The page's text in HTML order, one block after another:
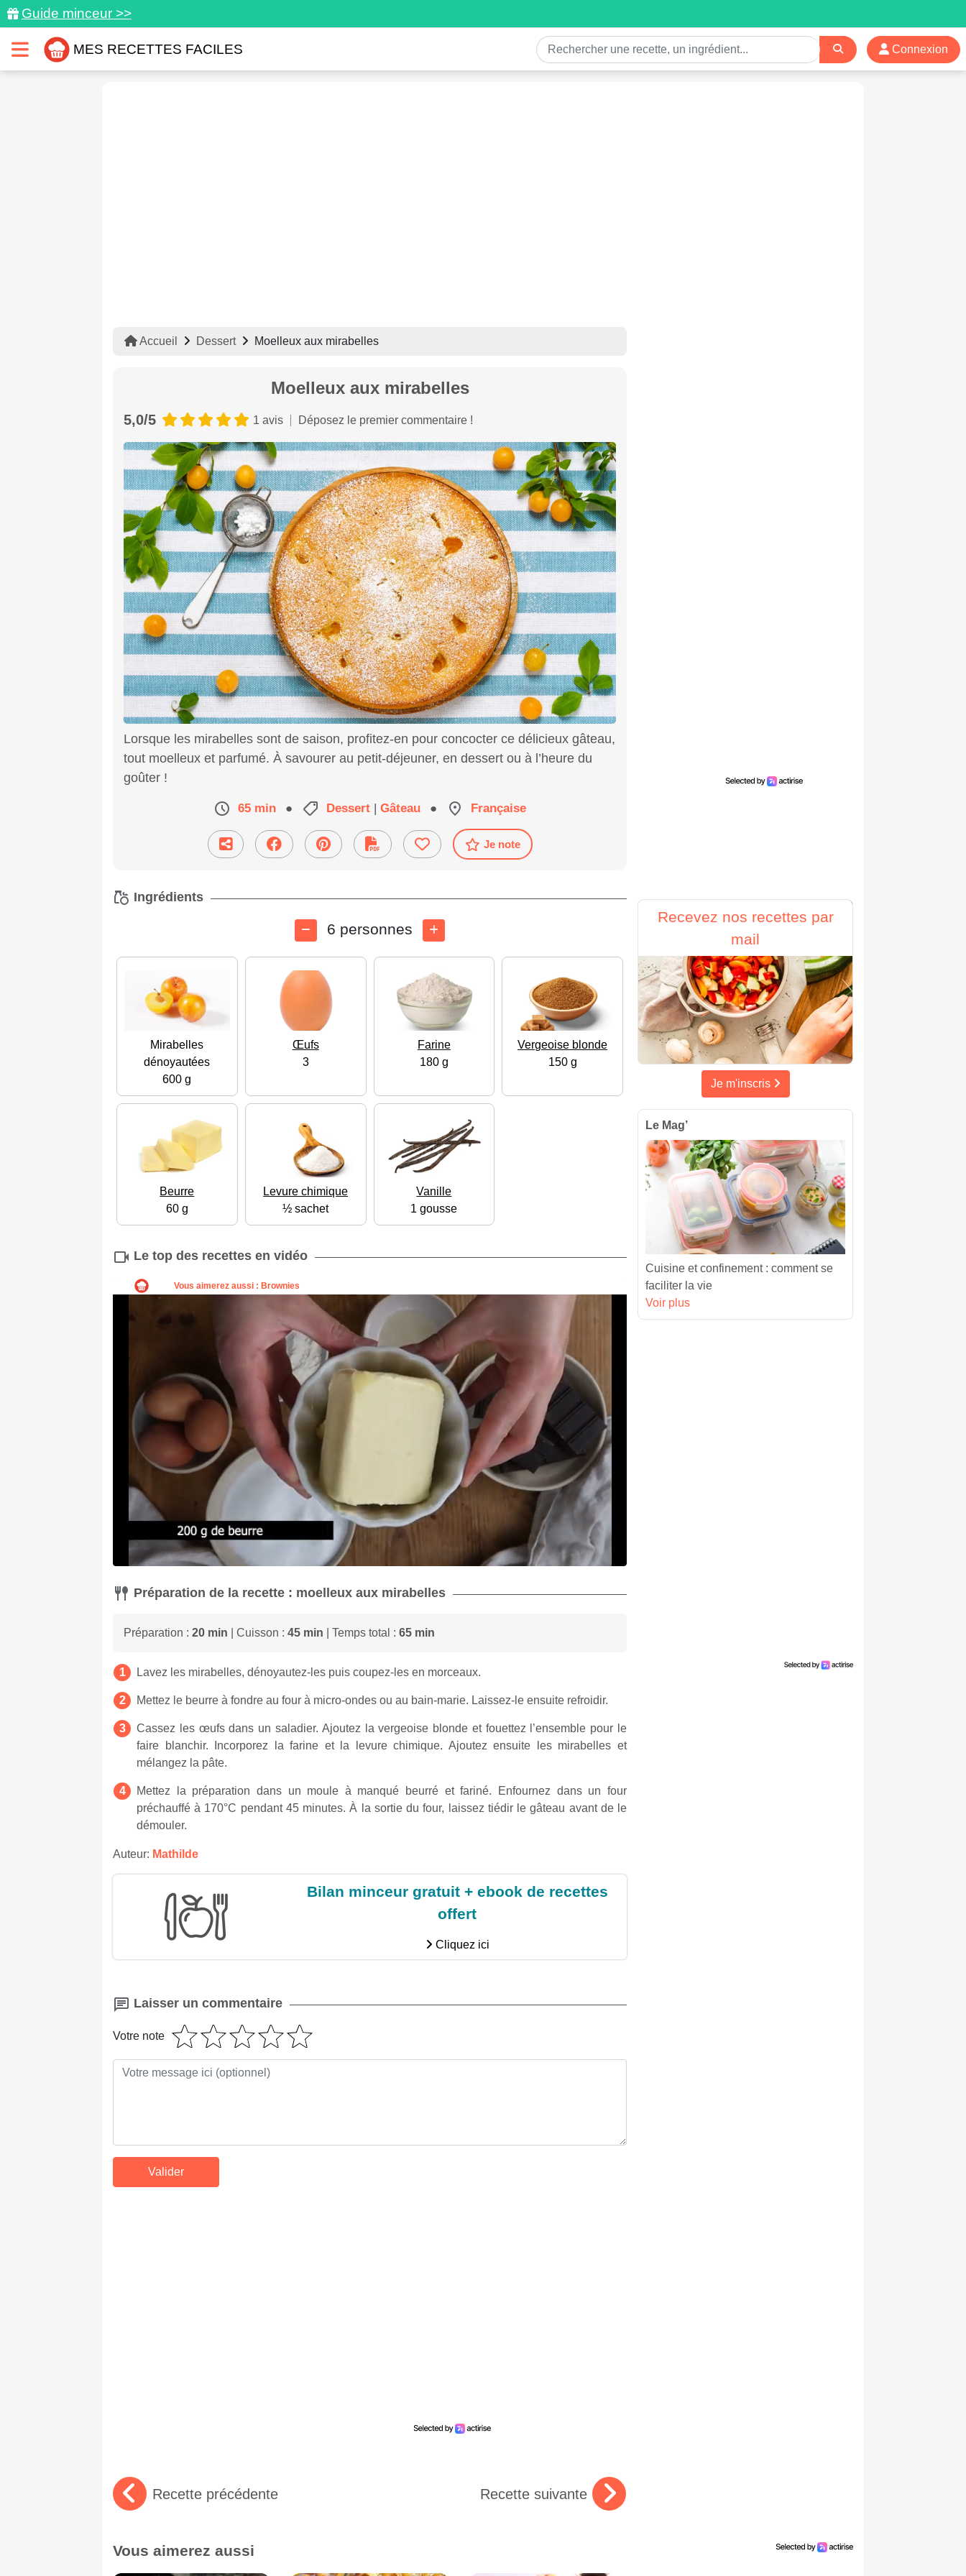
Guide minceur >>
MES RECETTES FACILES Connexion
Accueil Dessert Moelleux aux mirabelles
Moelleux aux mirabelles
5,0/5 1 avis Déposez le premier commentaire !
Lorsque les mirabelles sont de saison, profitez-en pour concocter ce délicieux gâteau,
tout moelleux et parfumé. À savourer au petit-déjeuner, en dessert ou à l’heure du
goûter !
65 min ● Dessert | Gâteau ● Française
Je note
Ingrédients
6 personnes
Mirabelles
dénoyautées
600 g
Œufs
3
Farine
180 g
Vergeoise blonde
150 g
Beurre
60 g
Levure chimique
½ sachet
Vanille
1 gousse
Le top des recettes en vidéo
Préparation de la recette : moelleux aux mirabelles
Préparation : 20 min | Cuisson : 45 min | Temps total : 65 min
Lavez les mirabelles, dénoyautez-les puis coupez-les en morceaux.
Mettez le beurre à fondre au four à micro-ondes ou au bain-marie. Laissez-le ensuite refroidir.
Cassez les œufs dans un saladier. Ajoutez la vergeoise blonde et fouettez l’ensemble pour le
faire blanchir. Incorporez la farine et la levure chimique. Ajoutez ensuite les mirabelles et
mélangez la pâte.
Mettez la préparation dans un moule à manqué beurré et fariné. Enfournez dans un four
préchauffé à 170°C pendant 45 minutes. À la sortie du four, laissez tiédir le gâteau avant de le
démouler.
Auteur: Mathilde
Bilan minceur gratuit + ebook de recettes
offert
Cliquez ici
Laisser un commentaire
Votre note
Recette précédente Recette suivante
Vous aimerez aussi
Recevez nos recettes par
mail
Je m'inscris
Le Mag’
Cuisine et confinement : comment se
faciliter la vie
Voir plus